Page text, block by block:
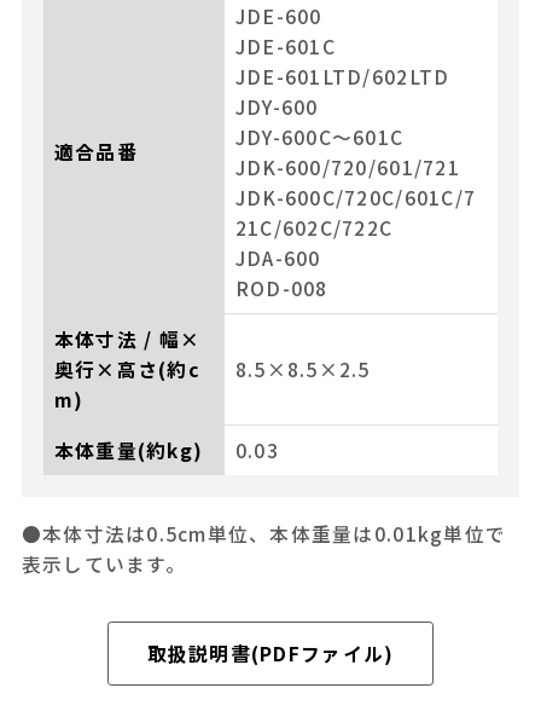
適合品番
JDE-600
JDE-601C
JDE-601LTD/602LTD
JDY-600
JDY-600C～601C
JDK-600/720/601/721
JDK-600C/720C/601C/7
21C/602C/722C
JDA-600
ROD-008
本体寸法 / 幅×
奥行×高さ(約c
m)
8.5×8.5×2.5
本体重量(約kg) 0.03
●本体寸法は0.5cm単位、本体重量は0.01kg単位で
表示しています。
取扱説明書(PDFファイル)